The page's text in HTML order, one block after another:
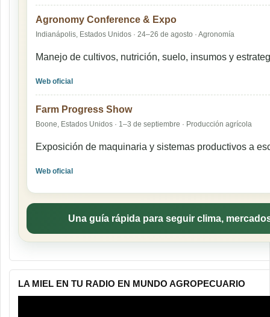
Agronomy Conference & Expo
Indianápolis, Estados Unidos · 24–26 de agosto · Agronomía
Manejo de cultivos, nutrición, suelo, insumos y
Web oficial
Farm Progress Show
Boone, Estados Unidos · 1–3 de septiembre · Producción agrícola
Exposición de maquinaria y sistemas productivos a
Web oficial
Una guía rápida para seguir clima,
LA MIEL EN TU RADIO EN MUNDO AGROPECUARIO